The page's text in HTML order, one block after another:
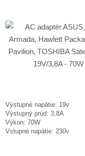
Výstupné napätie: 19v
Výstupný prúd: 3,8A
Výkon: 70W
Vstupné napätie: 230v